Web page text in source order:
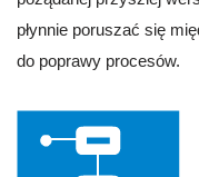
płynnie poruszać się
do poprawy procesów.